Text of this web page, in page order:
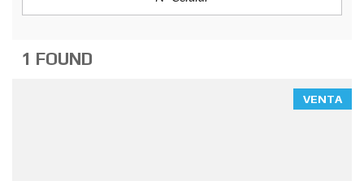
1 FOUND
VENTA